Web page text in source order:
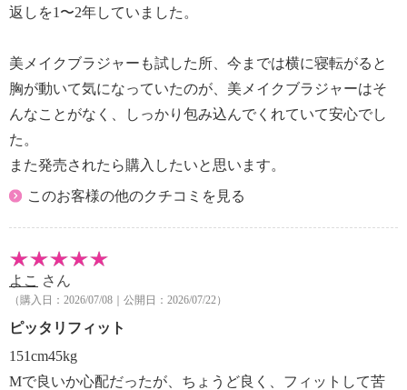
返しを1〜2年していました。
美メイクブラジャーも試した所、今までは横に寝転がると
胸が動いて気になっていたのが、美メイクブラジャーはそ
んなことがなく、しっかり包み込んでくれていて安心でし
た。
また発売されたら購入したいと思います。
このお客様の他のクチコミを見る
よこ さん
（購入日：2026/07/08｜公開日：2026/07/22）
ピッタリフィット
151cm45kg
Mで良いか心配だったが、ちょうど良く、フィットして苦